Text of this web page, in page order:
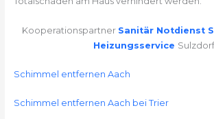
Kooperationspartner Sanitär Notdienst
Heizungsservice Sulzdorf
Schimmel entfernen Aach
Schimmel entfernen Aach bei Trier